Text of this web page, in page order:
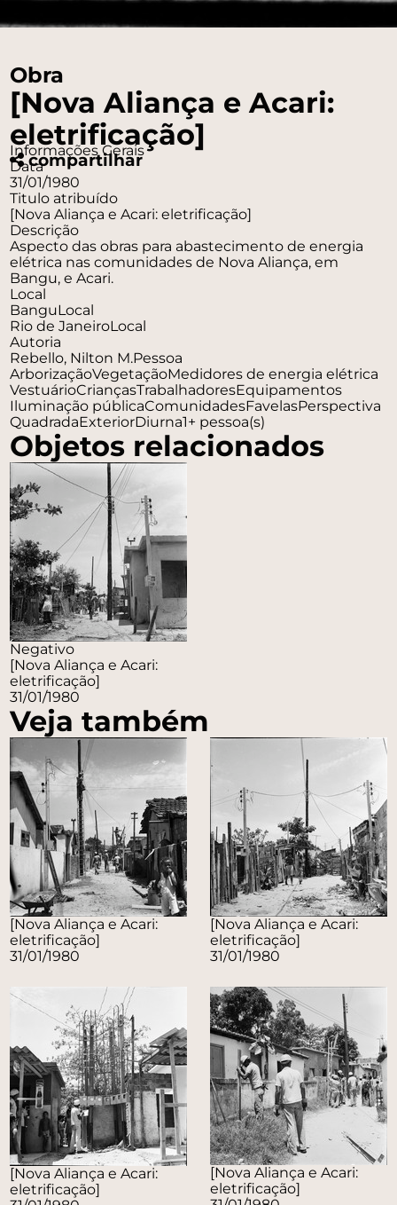
Obra
[Nova Aliança e Acari:
eletrificação]
compartilhar
Informações Gerais
Data
31/01/1980
Titulo atribuído
[Nova Aliança e Acari: eletrificação]
Descrição
Aspecto das obras para abastecimento de energia
elétrica nas comunidades de Nova Aliança, em
Bangu, e Acari.
Local
BanguLocal
Rio de JaneiroLocal
Autoria
Rebello, Nilton M.Pessoa
ArborizaçãoVegetaçãoMedidores de energia elétrica
VestuárioCriançasTrabalhadoresEquipamentos
Iluminação públicaComunidadesFavelasPerspectiva
QuadradaExteriorDiurna1+ pessoa(s)
Objetos relacionados
Negativo
[Nova Aliança e Acari:
eletrificação]
31/01/1980
Veja também
[Nova Aliança e Acari:
eletrificação]
31/01/1980
[Nova Aliança e Acari:
eletrificação]
31/01/1980
[Nova Aliança e Acari:
eletrificação]
[Nova Aliança e Acari:
eletrificação]